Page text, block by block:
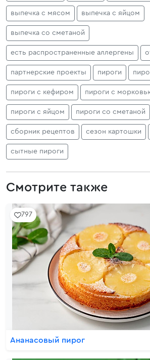
выпечка с мясом выпечка с яйцом
выпечка со сметаной
есть распространенные аллергены
партнерские проекты пироги
пироги с кефиром пироги с
пироги с яйцом пироги со сметаной
сборник рецептов сезон картошки
сытные пироги
Смотрите также
797
Ананасовый пирог